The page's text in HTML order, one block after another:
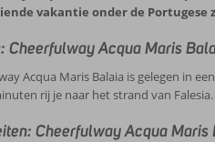
vakantie onder de Portugese
Cheerfulway Acqua Maris
Acqua Maris Balaia is gelegen in
rij je naar het strand van Falesia.
Cheerfulway Acqua Maris